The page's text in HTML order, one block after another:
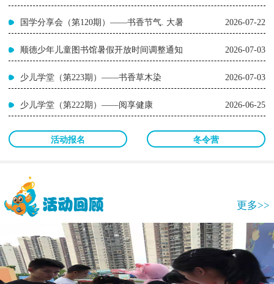
国学分享会（第120期）——书香节气. 大暑 2026-07-22
顺德少年儿童图书馆暑假开放时间调整通知 2026-07-03
少儿学堂（第223期）——书香草木染 2026-07-03
少儿学堂（第222期）——阅享健康 2026-06-25
活动报名 冬令营
更多>>